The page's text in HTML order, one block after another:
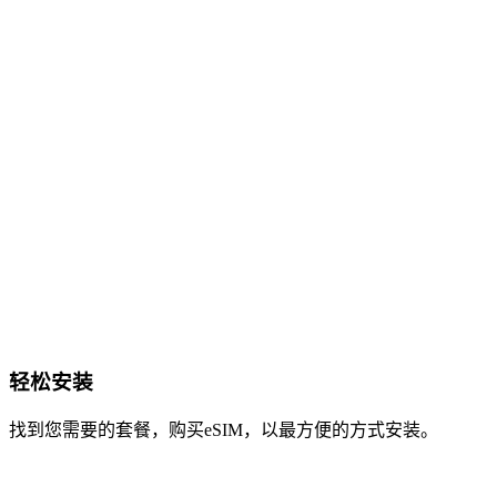
轻松安装
找到您需要的套餐，购买eSIM，以最方便的方式安装。